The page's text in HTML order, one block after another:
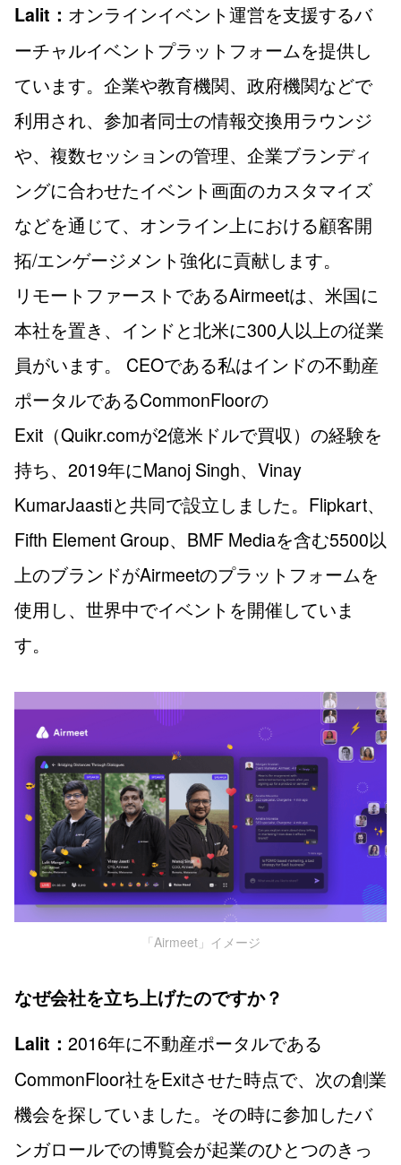
Lalit： オンラインイベント運営を支援するバ
ーチャルイベントプラットフォームを提供し
ています。企業や教育機関、政府機関などで
利用され、参加者同士の情報交換用ラウンジ
や、複数セッションの管理、企業ブランディ
ングに合わせたイベント画面のカスタマイズ
などを通じて、オンライン上における顧客開
拓/エンゲージメント強化に貢献します。
リモートファーストであるAirmeetは、米国に
本社を置き、インドと北米に300人以上の従業
員がいます。 CEOである私はインドの不動産
ポータルであるCommonFloorの
Exit（Quikr.comが2億米ドルで買収）の経験を
持ち、2019年にManoj Singh、Vinay
KumarJaastiと共同で設立しました。Flipkart、
Fifth Element Group、BMF Mediaを含む5500以
上のブランドがAirmeetのプラットフォームを
使用し、世界中でイベントを開催していま
す。
「Airmeet」イメージ
なぜ会社を立ち上げたのですか？
Lalit： 2016年に不動産ポータルである
CommonFloor社をExitさせた時点で、次の創業
機会を探していました。その時に参加したバ
ンガロールでの博覧会が起業のひとつのきっ